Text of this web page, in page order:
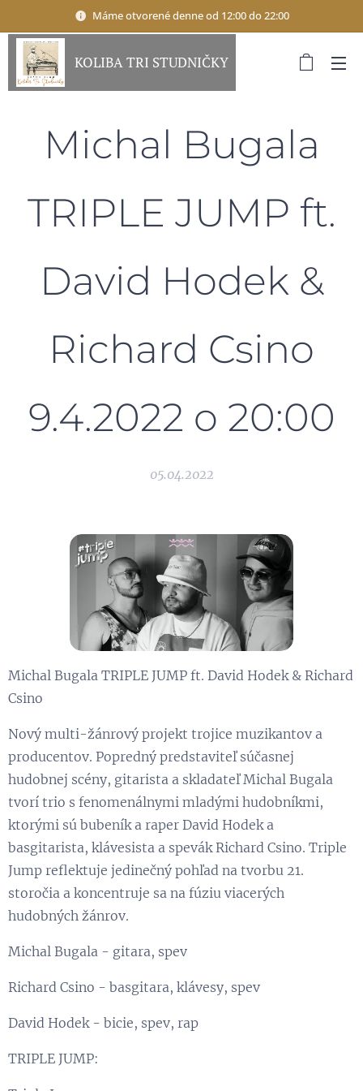
Máme otvorené denne od 12:00 do 22:00
KOLIBA TRI STUDNIČKY
Michal Bugala
TRIPLE JUMP ft.
David Hodek &
Richard Csino
9.4.2022 o 20:00
05.04.2022
Michal Bugala TRIPLE JUMP ft. David Hodek & Richard
Csino
Nový multi-žánrový projekt trojice muzikantov a
producentov. Popredný predstaviteľ súčasnej
hudobnej scény, gitarista a skladateľ Michal Bugala
tvorí trio s fenomenálnymi mladými hudobníkmi,
ktorými sú bubeník a raper David Hodek a
basgitarista, klávesista a spevák Richard Csino. Triple
Jump reflektuje jedinečný pohľad na tvorbu 21.
storočia a koncentruje sa na fúziu viacerých
hudobných žánrov.
Michal Bugala - gitara, spev
Richard Csino - basgitara, klávesy, spev
David Hodek - bicie, spev, rap
TRIPLE JUMP: